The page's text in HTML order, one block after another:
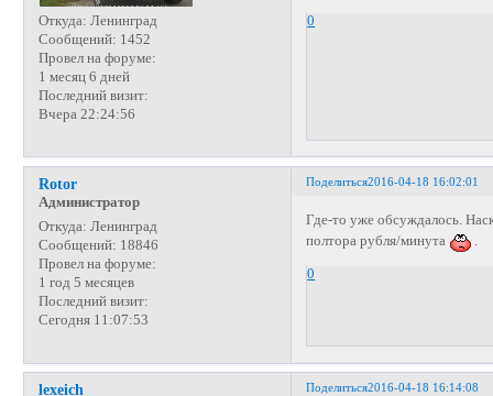
Откуда: Ленинград
Сообщений: 1452
Провел на форуме:
1 месяц 6 дней
Последний визит:
Вчера 22:24:56
0
Поделиться2016-04-18 16:02:01
Rotor
Администратор
Откуда: Ленинград
Сообщений: 18846
Провел на форуме:
1 год 5 месяцев
Последний визит:
Сегодня 11:07:53
Где-то уже обсуждалось.
полтора рубля/минута
.
0
Поделиться2016-04-18 16:14:08
lexeich